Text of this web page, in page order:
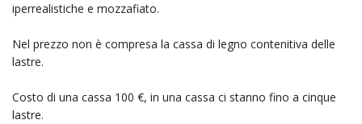
iperrealistiche e mozzafiato.
Nel prezzo non è compresa la cassa di legno contenitiva delle
lastre.
Costo di una cassa 100 €, in una cassa ci stanno fino a cinque
lastre.